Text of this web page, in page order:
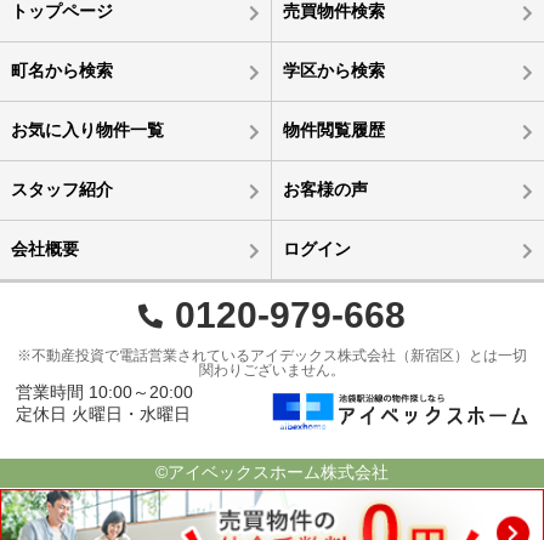
トップページ 売買物件検索
町名から検索 学区から検索
お気に入り物件一覧 物件閲覧履歴
スタッフ紹介 お客様の声
会社概要 ログイン
0120-979-668
※不動産投資で電話営業されているアイデックス株式会社（新宿区）とは一切
関わりございません。
営業時間 10:00～20:00
定休日 火曜日・水曜日
©アイベックスホーム株式会社